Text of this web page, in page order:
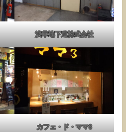
浅草地下道株式会社
カフェ・ド・ママ3